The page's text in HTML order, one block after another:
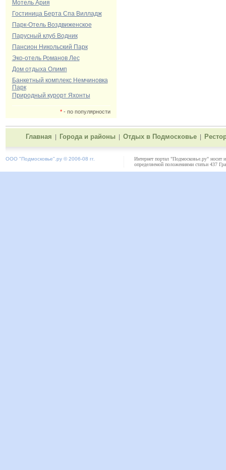
Мотель Ария
Гостиница Берта Спа Вилладж
Парк-Отель Воздвиженское
Парусный клуб Водник
Пансион Никольский Парк
Эко-отель Романов Лес
Дом отдыха Олимп
Банкетный комплекс Немчиновка
Парк
Природный курорт Яхонты
*- по популярности
Главная Города и районы Отдых в Подмосковье
ООО "Подмосковье" .ру © 2006-08 гг.
Интернет портал "Подмосковье.ру" носит
определяемой положениями статьи 437